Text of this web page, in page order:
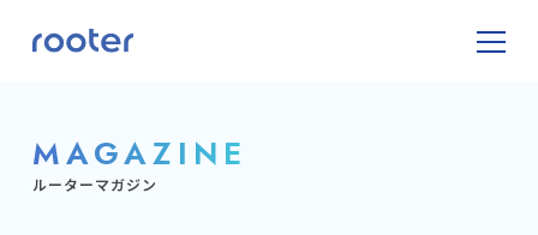
MAGAZINE
ルーターマガジン